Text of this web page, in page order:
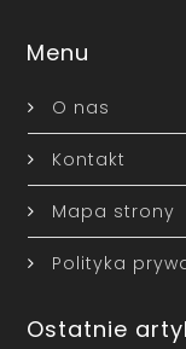
Menu
O nas
Kontakt
Mapa strony
Polityka
Ostatnie